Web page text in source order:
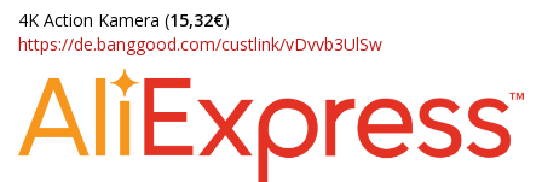
4K Action Kamera (15,32€)
https://de.banggood.com/custlink/vDvvb3UlSw